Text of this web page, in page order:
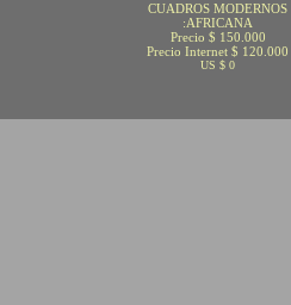
CUADROS MODERNOS
:AFRICANA
Precio $ 150.000
Precio Internet $ 120.000
US $ 0